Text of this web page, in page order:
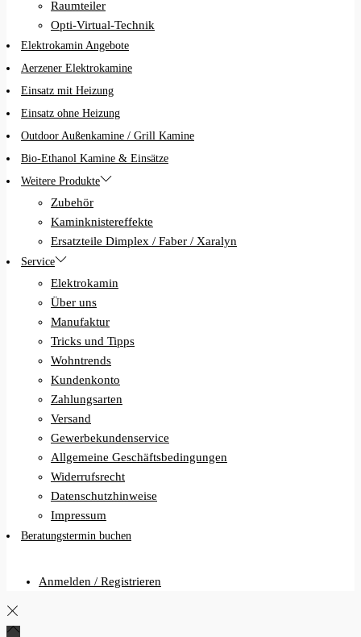
Raumteiler
Opti-Virtual-Technik
Elektrokamin Angebote
Aerzener Elektrokamine
Einsatz mit Heizung
Einsatz ohne Heizung
Outdoor Außenkamine / Grill Kamine
Bio-Ethanol Kamine & Einsätze
Weitere Produkte
Zubehör
Kaminknistereffekte
Ersatzteile Dimplex / Faber / Xaralyn
Service
Elektrokamin
Über uns
Manufaktur
Tricks und Tipps
Wohntrends
Kundenkonto
Zahlungsarten
Versand
Gewerbekundenservice
Allgemeine Geschäftsbedingungen
Widerrufsrecht
Datenschutzhinweise
Impressum
Beratungstermin buchen
Anmelden / Registrieren